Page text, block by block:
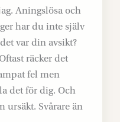
Aningslösa och
har du inte själv
var din avsikt?
räcker det
fel men
det för dig. Och
ursäkt. Svårare än